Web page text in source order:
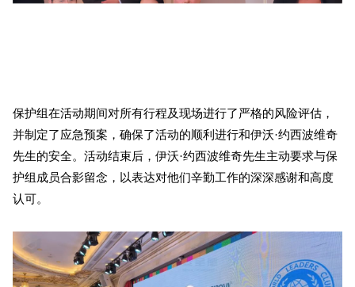
保护组在活动期间对所有行程及现场进行了严格的风险评估，
并制定了应急预案，确保了活动的顺利进行和伊沃·约西波维奇
先生的安全。活动结束后，伊沃·约西波维奇先生主动要求与保
护组成员合影留念，以表达对他们辛勤工作的深深感谢和高度
认可。